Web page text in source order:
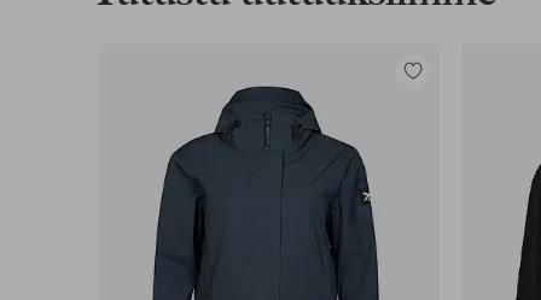
Lisää